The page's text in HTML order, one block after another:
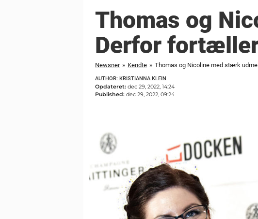
Thomas og
Derfor
Newsner » Kendte » Thomas og Nicoline med stærk
AUTHOR: KRISTIANNA KLEIN
Opdateret: dec 29, 2022, 14:24
Published: dec 29, 2022, 09:24